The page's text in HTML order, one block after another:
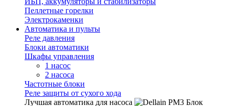
Пеллетные горелки
Электрокаменки
Автоматика и пульты
Реле давления
Блоки автоматики
Шкафы управления
1 насос
2 насоса
Частотные блоки
Реле защиты от сухого хода
Лучшая автоматика для насоса
Блок